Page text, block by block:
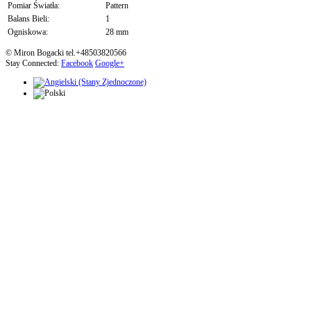
Pomiar Światła:
Pattern
Balans Bieli:
1
Ogniskowa:
28 mm
© Miron Bogacki tel.+48503820566
Stay Connected: Facebook Google+